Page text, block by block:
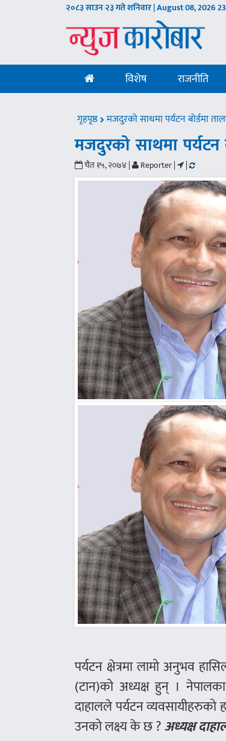
२०८३ साउन २३ गते शनिवार | August 08, 2026
विशेष राजनीति
गृहपृष्ठ मजदुरको साथमा पर्यटन बोर्डमा
मजदुरको साथमा पर्यटन
चैत १५, २०७४ | Reporter | |
पर्यटन क्षेत्रमा लामो अनुभव
(टान)को अध्यक्ष हुन् ।
दाहालले पर्यटन व्यवसायीहरुको
उनको लक्ष्य के छ ?अध्यक्ष